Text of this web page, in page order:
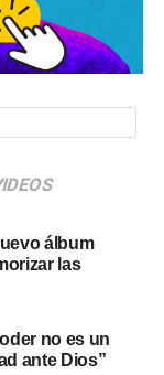
álbum
las
no es un
ante Dios”